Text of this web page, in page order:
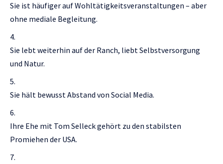
Sie ist häufiger auf Wohltätigkeitsveranstaltungen – aber
ohne mediale Begleitung.
Sie lebt weiterhin auf der Ranch, liebt Selbstversorgung
und Natur.
Sie hält bewusst Abstand von Social Media.
Ihre Ehe mit Tom Selleck gehört zu den stabilsten
Promiehen der USA.